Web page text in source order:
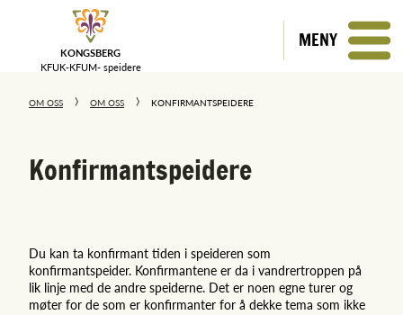
KONGSBERG
KFUK-KFUM- speidere
MENY
OM OSS OM OSS KONFIRMANTSPEIDERE
Konfirmantspeidere
Du kan ta konfirmant tiden i speideren som
konfirmantspeider. Konfirmantene er da i vandrertroppen på
lik linje med de andre speiderne. Det er noen egne turer og
møter for de som er konfirmanter for å dekke tema som ikke